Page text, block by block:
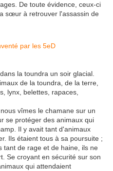
De toute évidence, ceux-ci
sœur à retrouver l'assassin de
la toundra un soir glacial.
de la toundra, de la terre,
lynx, belettes, rapaces,
vîmes le chamane sur un
se protéger des animaux qui
Il y avait tant d'animaux
Ils étaient tous à sa poursuite ;
tant de rage et de haine, ils ne
Se croyant en sécurité sur son
qui attendaient